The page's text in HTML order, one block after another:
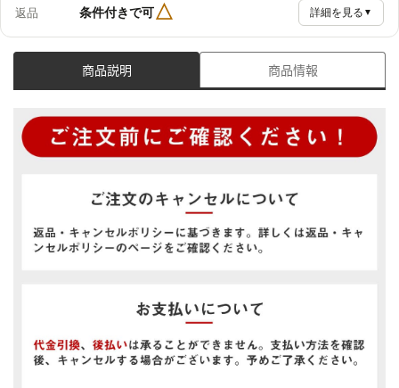
返品 条件付きで可△ 詳細を見る ▼
商品説明 商品情報